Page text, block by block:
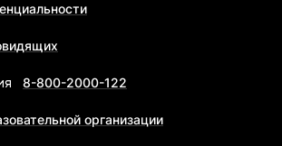
8-800-2000-122
организации